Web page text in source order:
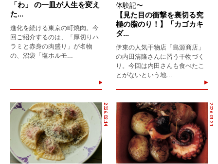
「わ」 の一皿が人生を変え
た...
進化を続ける東京の町焼肉。今
回ご紹介するのは、「厚切りハ
ラミと赤身の肉盛り」が名物
の、沼袋「塩ホルモ...
体験記〜
【見た目の衝撃を裏切る究
極の脂のり！】「カゴカキ
ダ...
伊東の人気干物店「島源商店」
の内田清隆さんに習う干物づく
り。今回は内田さんも食べたこ
とがないという地...
2026.02.14 2026.01.21